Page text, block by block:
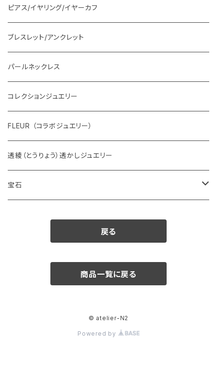
ピアス/イヤリング/イヤーカフ
ブレスレット/アンクレット
パールネックレス
コレクションジュエリー
FLEUR （コラボジュエリー）
透綾（とうりょう）透かしジュエリー
宝石
カラーストーン
戻る
商品一覧に戻る
© atelier-N2
Powered by